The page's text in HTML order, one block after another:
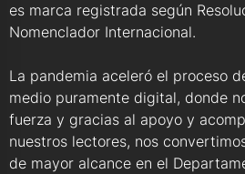
es marca registrada según
Nomenclador Internacional.
La pandemia aceleró el proceso
medio puramente digital, donde
fuerza y gracias al apoyo y
nuestros lectores, nos
de mayor alcance en el